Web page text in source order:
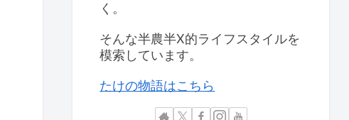
く。
そんな半農半X的ライフスタイルを
模索しています。
たけの物語はこちら